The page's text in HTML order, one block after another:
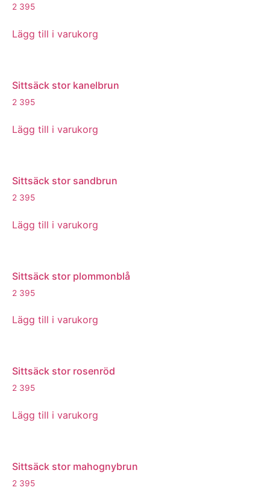
2 395
Lägg till i varukorg
Sittsäck stor kanelbrun
2 395
Lägg till i varukorg
Sittsäck stor sandbrun
2 395
Lägg till i varukorg
Sittsäck stor plommonblå
2 395
Lägg till i varukorg
Sittsäck stor rosenröd
2 395
Lägg till i varukorg
Sittsäck stor mahognybrun
2 395